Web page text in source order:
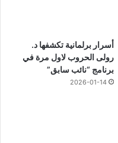
أسرار برلمانية تكشفها د.
رولى الحروب لاول مرة في
برنامج “نائب سابق”
2026-01-14